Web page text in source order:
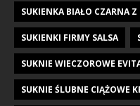
SUKIENKA BIAŁO CZARNA
SUKIENKI FIRMY SALSA
SUKNIE WIECZOROWE
SUKNIE ŚLUBNE CIĄŻOWE